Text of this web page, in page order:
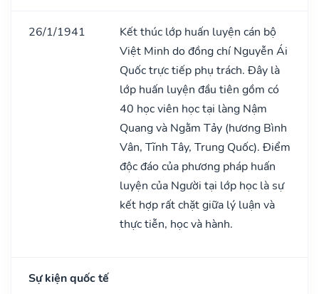
26/1/1941
Kết thúc lớp huấn luyện cán bộ
Việt Minh do đồng chí Nguyễn Ái
Quốc trực tiếp phụ trách. Đây là
lớp huấn luyện đầu tiên gồm có
40 học viên học tại làng Nậm
Quang và Ngằm Tảy (hương Bình
Vân, Tĩnh Tây, Trung Quốc). Điểm
độc đáo của phương pháp huấn
luyện của Người tại lớp học là sự
kết hợp rất chặt giữa lý luận và
thực tiễn, học và hành.
Sự kiện quốc tế